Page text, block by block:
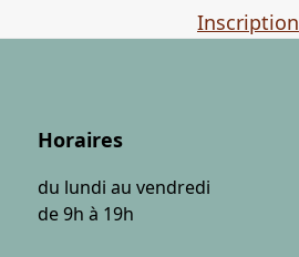
Inscription
Horaires
du lundi au vendredi
de 9h à 19h